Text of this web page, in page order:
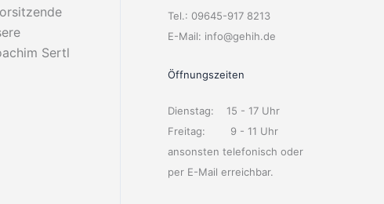
Sertl
Tel.: 09645-917 8213
E-Mail: info@gehih.de
Öffnungszeiten
Dienstag: 15 - 17 Uhr
Freitag: 9 - 11 Uhr
ansonsten telefonisch oder
per E-Mail erreichbar.